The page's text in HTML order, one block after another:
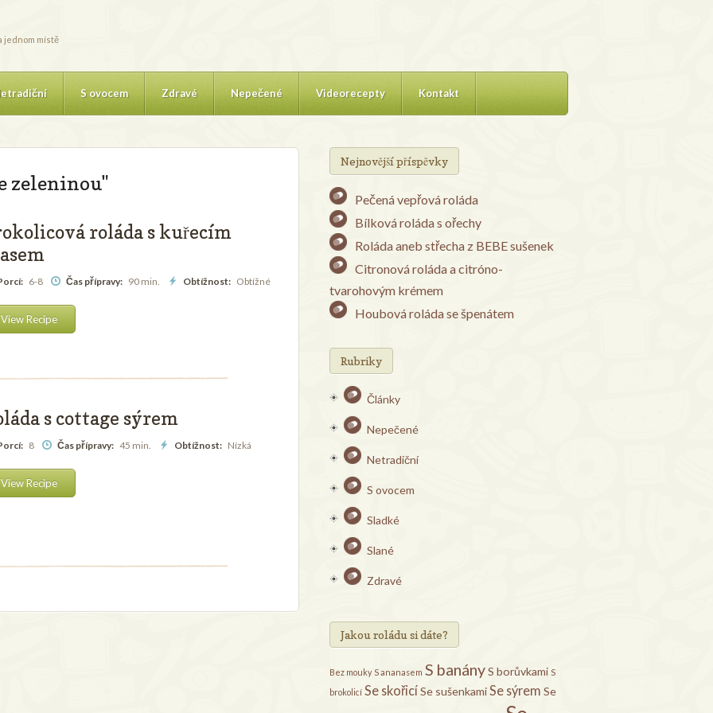
jednom místě
S ovocem Zdravé Nepečené Videorecepty Kontakt
zeleninou"
roláda s kuřecím
6-8 Čas přípravy: 90 min. Obtížnost: Obtížné
View Recipe
s cottage sýrem
8 Čas přípravy: 45 min. Obtížnost: Nízká
View Recipe
Nejnovější příspěvky
Pečená vepřová roláda
Bílková roláda s ořechy
Roláda aneb střecha z BEBE sušenek
Citronová roláda a citróno-
tvarohovým krémem
Houbová roláda se špenátem
Rubriky
Články
Nepečené
Netradiční
S ovocem
Sladké
Slané
Zdravé
Jakou roládu si dáte?
Bez mouky S ananasem S banányS borůvkami S
brokolicí Se skořicíSe sušenkamiSe sýrem Se